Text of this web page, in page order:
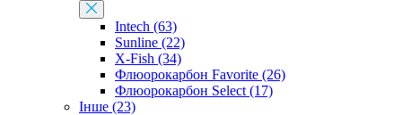
Intech (63)
Sunline (22)
X-Fish (34)
Флюорокарбон Favorite (26)
Флюорокарбон Select (17)
Інше (23)